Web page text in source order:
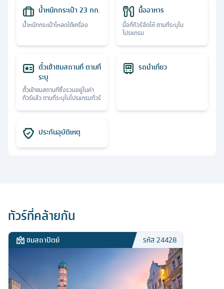
น้ำหนักกระเป๋า 23 กก.
น้ำหนักกระเป๋าโหลดใต้เครื่อง
มื้ออาหาร
มื้อที่ทัวร์จัดให้ ตามที่ระบุใน
โปรแกรม
ตั๋วเข้าชมสถานที่ ตามที่
ระบุ
ตั๋วเข้าชมสถานที่ซึ่งรวมอยู่ในค่า
ทัวร์แล้ว ตามที่ระบุในโปรแกรมทัวร์
รถนำเที่ยว
ประกันอุบัติเหตุ
ทัวร์ที่คล้ายกัน
ชมสถาปัตย์ รหัส24428